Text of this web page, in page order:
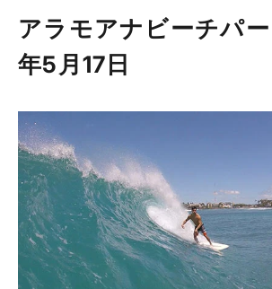
アラモアナビーチパ
年5月17日